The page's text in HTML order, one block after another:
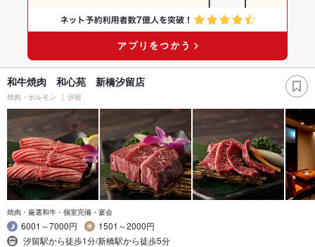
和牛焼肉 和心苑 新橋汐留店
焼肉・ホルモン 汐留
焼肉・厳選和牛・個室完備・宴会
6001～7000円
1501～2000円
汐留駅から徒歩1分/新橋駅から徒歩5分